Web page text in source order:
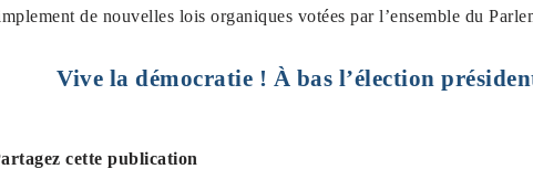
de nouvelles lois organiques votées par l’ensemble du
Vive la démocratie ! À bas l’élection
cette publication